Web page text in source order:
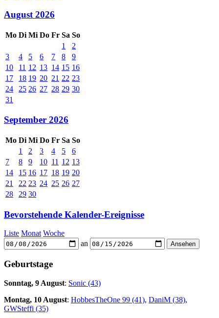
August 2026
Mo Di Mi Do Fr Sa So
1
2
3
4 5 6 7 8
9
10
11 12 13 14 15 16
17
18 19 20 21 22 23
24
25 26 27 28 29 30
31
September 2026
Mo Di Mi Do Fr Sa So
1
2 3 4 5
6
7
8 9 10 11 12 13
14
15 16 17 18 19 20
21
22 23 24 25 26 27
28
29 30
Bevorstehende Kalender-Ereignisse
Liste Monat Woche
an
Geburtstage
Sonntag, 9 August: Sonic (43)
Montag, 10 August: HobbesTheOne 99 (41), DaniM (38),
GWSteffi (35)